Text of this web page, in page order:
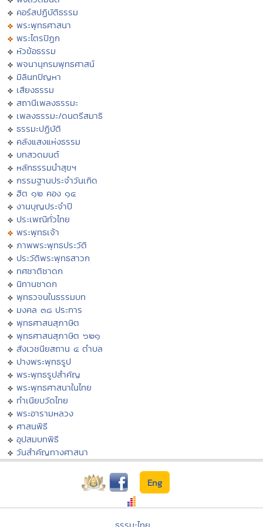
คอร์สปฏิบัติธรรม
พระพุทธศาสนา
พระไตรปิฏก
หัวข้อธรรม
พจนานุกรมพุทธศาสน์
มิลินทปัญหา
เสียงธรรม
สถานีเพลงธรรมะ
เพลงธรรมะ/ดนตรีสมาธิ
ธรรมะปฏิบัติ
คลังแสงแห่งธรรม
บทสวดมนต์
หลักธรรมนำสุขฯ
กรรมฐานประจำวันเกิด
ฮีต ๑๒ คอง ๑๔
งานบุญประจำปี
ประเพณีทั่วไทย
พระพุทธเจ้า
ภาพพระพุทธประวัติ
ประวัติพระพุทธสาวก
ทศชาติชาดก
นิทานชาดก
พุทธวจนในธรรมบท
มงคล ๓๘ ประการ
พุทธศาสนสุภาษิต
พุทธศาสนสุภาษิต ๖๒๑
สังเวชนียสถาน ๔ ตำบล
ปางพระพุทธรูป
พระพุทธรูปสำคัญ
พระพุทธศาสนาในไทย
ทำเนียบวัดไทย
พระอารามหลวง
ศาสนพิธี
อุปสมบทพิธี
วันสำคัญทางศาสนา
Eng